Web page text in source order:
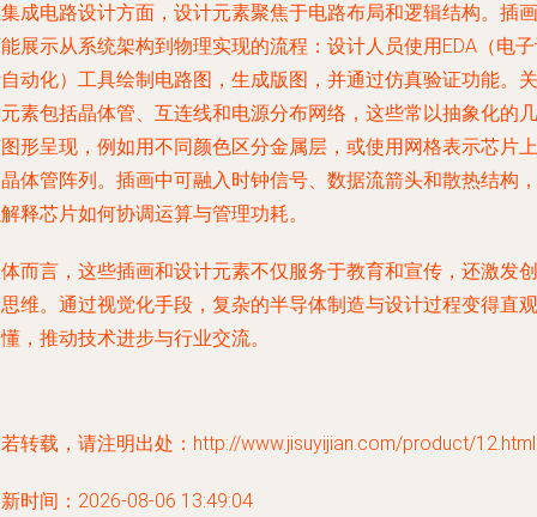
成电路设计方面，设计元素聚焦于电路布局和逻辑结构。插画
展示从系统架构到物理实现的流程：设计人员使用EDA（电
动化）工具绘制电路图，生成版图，并通过仿真验证功能。关
素包括晶体管、互连线和电源分布网络，这些常以抽象化的几
形呈现，例如用不同颜色区分金属层，或使用网格表示芯片上
体管阵列。插画中可融入时钟信号、数据流箭头和散热结构，
释芯片如何协调运算与管理功耗。
而言，这些插画和设计元素不仅服务于教育和宣传，还激发创
维。通过视觉化手段，复杂的半导体制造与设计过程变得直观
，推动技术进步与行业交流。
转载，请注明出处：http://www.jisuyijian.com/product/12.html
时间：2026-08-06 13:49:04